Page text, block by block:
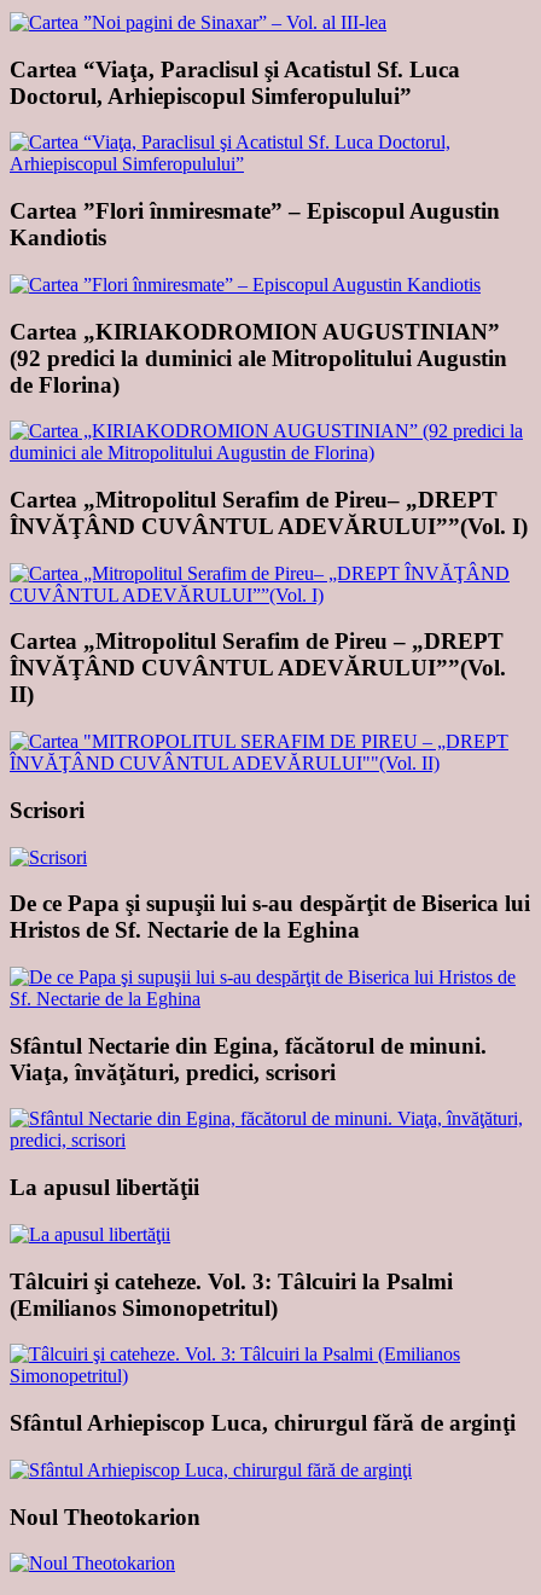
Cartea “Viaţa, Paraclisul şi Acatistul Sf. Luca
Doctorul, Arhiepiscopul Simferopulului”
Cartea ”Flori înmiresmate” – Episcopul Augustin
Kandiotis
Cartea „KIRIAKODROMION AUGUSTINIAN”
(92 predici la duminici ale Mitropolitului Augustin
de Florina)
Cartea „Mitropolitul Serafim de Pireu– „DREPT
ÎNVĂŢÂND CUVÂNTUL ADEVĂRULUI””(Vol. I)
Cartea „Mitropolitul Serafim de Pireu – „DREPT
ÎNVĂŢÂND CUVÂNTUL ADEVĂRULUI””(Vol.
II)
Scrisori
De ce Papa şi supuşii lui s-au despărţit de Biserica lui
Hristos de Sf. Nectarie de la Eghina
Sfântul Nectarie din Egina, făcătorul de minuni.
Viaţa, învăţături, predici, scrisori
La apusul libertăţii
Tâlcuiri şi cateheze. Vol. 3: Tâlcuiri la Psalmi
(Emilianos Simonopetritul)
Sfântul Arhiepiscop Luca, chirurgul fără de arginţi
Noul Theotokarion